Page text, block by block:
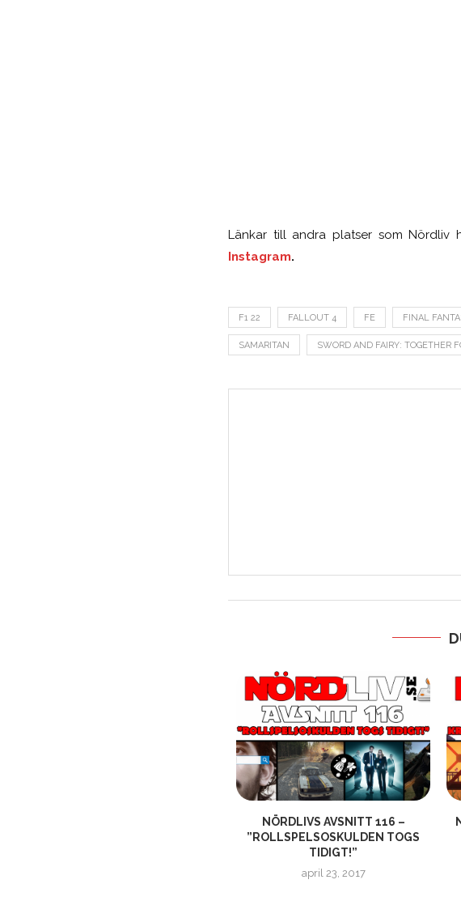
Länkar till andra platser som Nördliv
Instagram.
F1 22 FALLOUT 4 FE FINAL
SAMARITAN SWORD AND FAIRY: TOGETHER
NÖRDLIVS AVSNITT 116 –
”ROLLSPELSOSKULDEN TOGS
TIDIGT!”
april 23, 2017